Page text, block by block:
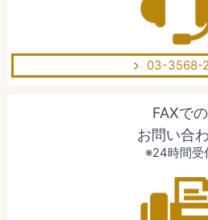
03-3568-
FAXでの
お問い合
※24時間受